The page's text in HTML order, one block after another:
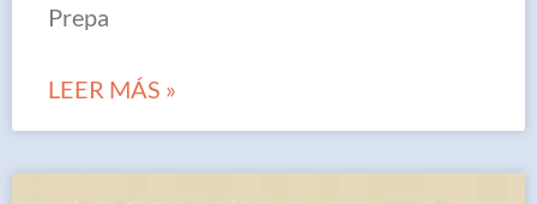
Prepa
LEER MÁS »